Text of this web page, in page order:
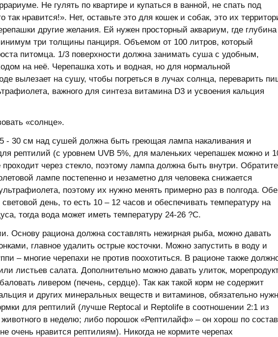
Не гулять по квартире и купаться в ванной, не спать под
нравится!». Нет, оставьте это для кошек и собак, это их
другие желания. Ей нужен просторный аквариум, где глубина
три толщины панциря. Объемом от 100 литров, который
питомца. 1/3 поверхности должна занимать суша с удобным,
на неё. Черепашка хоть и водная, но для нормальной
вылезает на сушу, чтобы погреться в лучах солнца, переварить
важного для синтеза витамина D3 и усвоения кальция
«солнце».
- 30 см над сушей должна быть греющая лампа накаливания и
рептилий (с уровнем UVB 5%, для маленьких черепашек можно и
через стекло, поэтому лампа должна быть внутри. Обратите
лампе постепенно и незаметно для человека снижается
поэтому их нужно менять примерно раз в полгода. Обе
день, то есть 10 – 12 часов и обеспечивать температуру на
тогда вода может иметь температуру 24-26 ?С.
Основу рациона должна составлять нежирная рыба, можно давать
главное удалить острые косточки. Можно запустить в воду и
– многие черепахи не против поохотиться. В рационе также
листьев салата. Дополнительно можно давать улиток,
ливером (печень, сердце). Так как такой корм не содержит
и других минеральных веществ и витаминов, обязательно
для рептилий (лучше Reptocal и Reptolife в соотношении 2:1 из
животного в неделю; либо порошок «Рептилайф» – он хорош по
очень нравится рептилиям). Никогда не кормите черепах